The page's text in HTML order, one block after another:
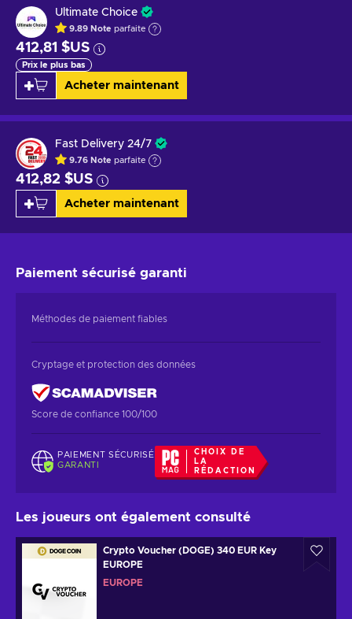
Ultimate Choice
9.89 Note parfaite
412,81 $US
Prix le plus bas
Acheter maintenant
Fast Delivery 24/7
9.76 Note parfaite
412,82 $US
Acheter maintenant
Paiement sécurisé garanti
Méthodes de paiement fiables
Cryptage et protection des données
Score de confiance 100/100
PAIEMENT SÉCURISÉ
GARANTI
CHOIX DE
LA
RÉDACTION
Les joueurs ont également consulté
Crypto Voucher (DOGE) 340 EUR Key
EUROPE
EUROPE